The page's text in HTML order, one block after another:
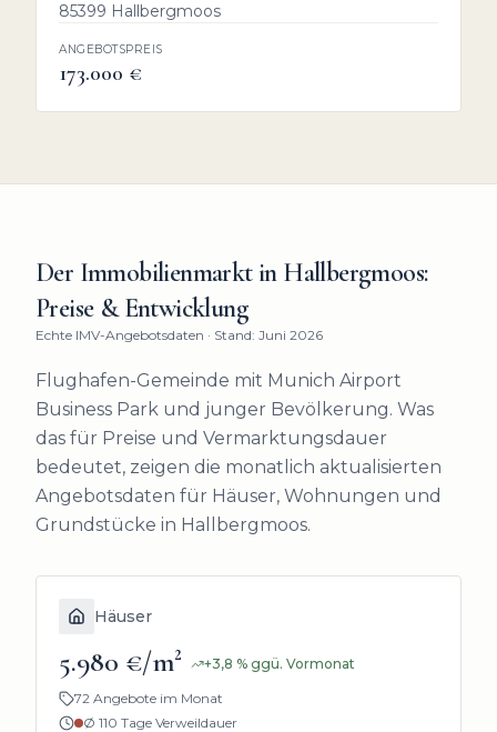
85399 Hallbergmoos
ANGEBOTSPREIS
173.000 €
Der Immobilienmarkt in Hallbergmoos:
Preise & Entwicklung
Echte IMV-Angebotsdaten · Stand: Juni 2026
Flughafen-Gemeinde mit Munich Airport
Business Park und junger Bevölkerung. Was
das für Preise und Vermarktungsdauer
bedeutet, zeigen die monatlich aktualisierten
Angebotsdaten für Häuser, Wohnungen und
Grundstücke in Hallbergmoos.
Häuser
5.980 €/m² +3,8 % ggü. Vormonat
72 Angebote im Monat
Ø 110 Tage Verweildauer